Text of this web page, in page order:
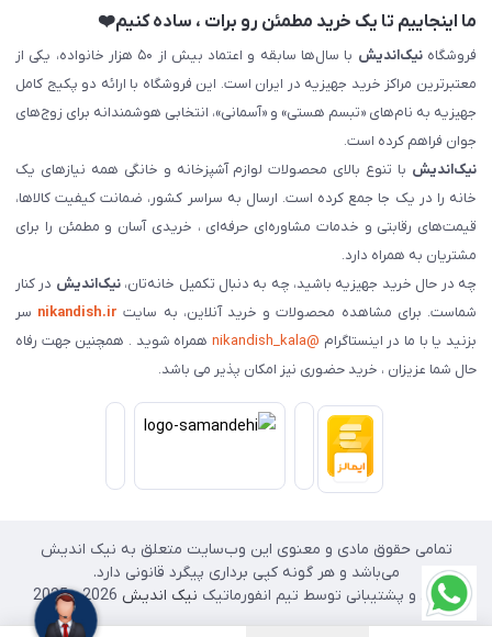
ما اینجاییم تا یک خرید مطمئن رو برات ، ساده کنیم❤️
فروشگاهنیک‌اندیش
با سال‌ها سابقه و اعتماد بیش از ۵۰ هزار خانواده، یکی از
معتبرترین مراکز خرید جهیزیه در ایران است. این فروشگاه با ارائه دو پکیج کامل
جهیزیه به نام‌های «تبسم هستی» و «آسمانی»، انتخابی هوشمندانه برای زوج‌های
جوان فراهم کرده است.
نیک‌اندیش با تنوع بالای محصولات لوازم آشپزخانه و خانگی همه نیازهای یک
خانه را در یک جا جمع کرده است. ارسال به سراسر کشور، ضمانت کیفیت کالاها،
قیمت‌های رقابتی و خدمات مشاوره‌ای حرفه‌ای ، خریدی آسان و مطمئن را برای
مشتریان به همراه دارد.
چه در حال خرید جهیزیه باشید، چه به دنبال تکمیل خانه‌تان،نیک‌اندیش در کنار
شماست. برای مشاهده محصولات و خرید آنلاین، به سایت nikandish.ir سر
بزنید یا با ما در اینستاگرام @nikandish_kala
همراه شوید . همچنین جهت رفاه
حال شما عزیزان ، خرید حضوری نیز امکان پذیر می باشد.
تمامی حقوق مادی و معنوی این وب‌سایت متعلق به نیک اندیش
می‌باشد و هر گونه کپی برداری پیگرد قانونی دارد.
طراحی و پشتیبانی توسط تیم انفورماتیک نیک اندیش 2026 - 2025